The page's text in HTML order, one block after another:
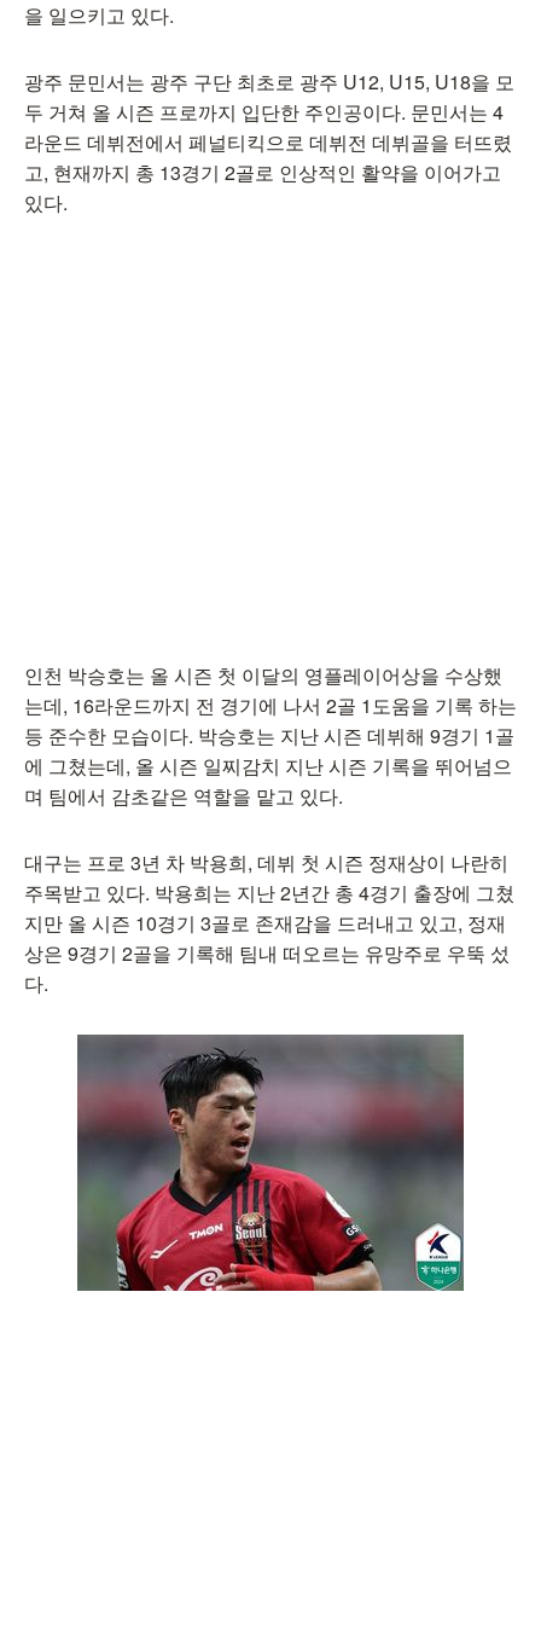
을 일으키고 있다.
광주 문민서는 광주 구단 최초로 광주 U12, U15, U18을 모
두 거쳐 올 시즌 프로까지 입단한 주인공이다. 문민서는 4
라운드 데뷔전에서 페널티킥으로 데뷔전 데뷔골을 터뜨렸
고, 현재까지 총 13경기 2골로 인상적인 활약을 이어가고
있다.
인천 박승호는 올 시즌 첫 이달의 영플레이어상을 수상했
는데, 16라운드까지 전 경기에 나서 2골 1도움을 기록 하는
등 준수한 모습이다. 박승호는 지난 시즌 데뷔해 9경기 1골
에 그쳤는데, 올 시즌 일찌감치 지난 시즌 기록을 뛰어넘으
며 팀에서 감초같은 역할을 맡고 있다.
대구는 프로 3년 차 박용희, 데뷔 첫 시즌 정재상이 나란히
주목받고 있다. 박용희는 지난 2년간 총 4경기 출장에 그쳤
지만 올 시즌 10경기 3골로 존재감을 드러내고 있고, 정재
상은 9경기 2골을 기록해 팀내 떠오르는 유망주로 우뚝 섰
다.